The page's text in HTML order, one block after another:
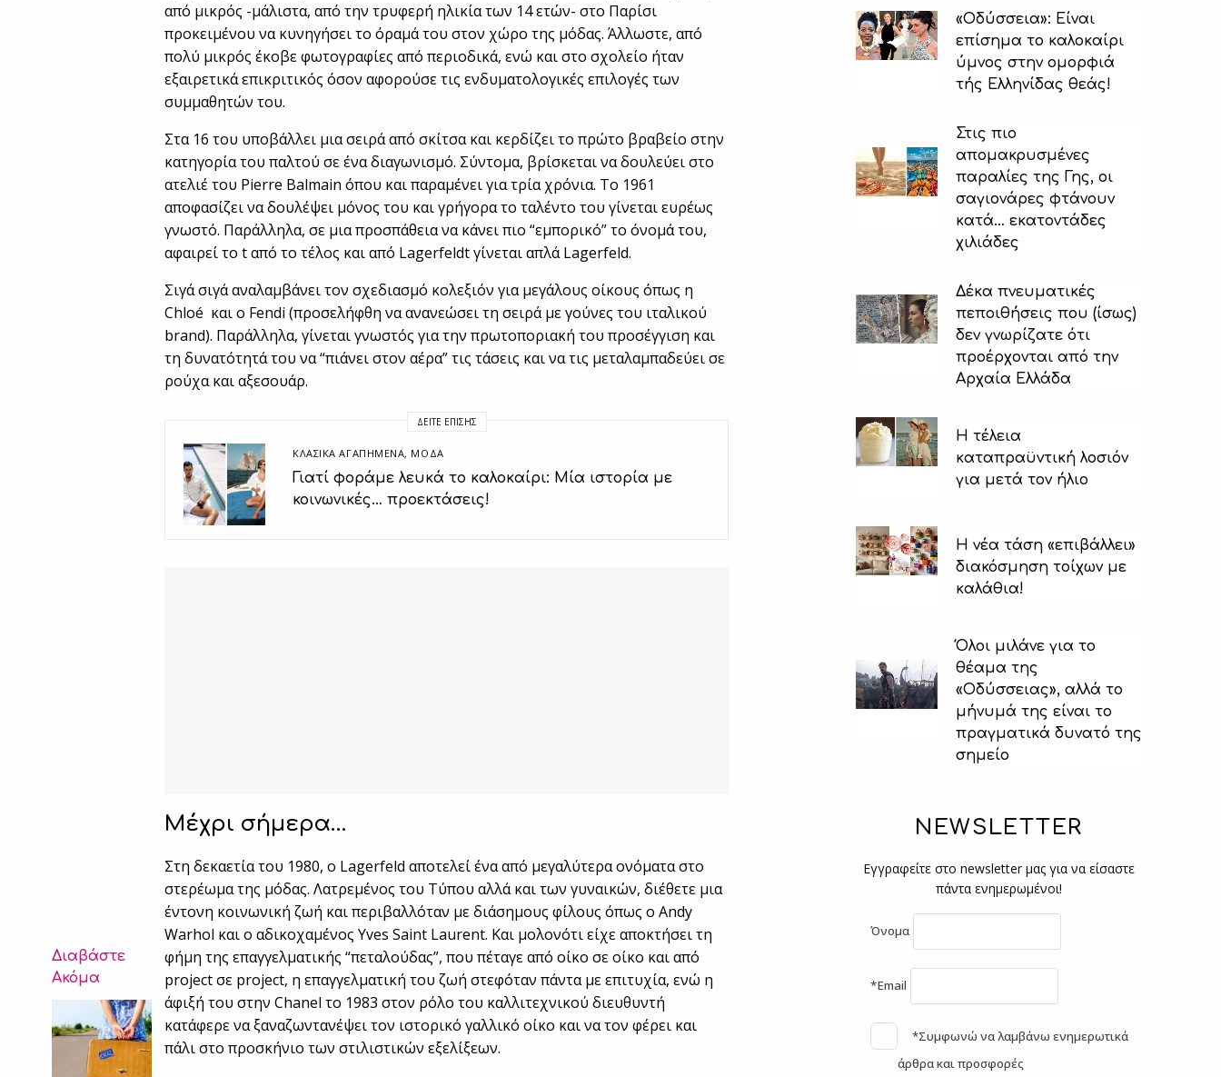
Διαβάστε
Ακόμα
από μικρός -μάλιστα, από την τρυφερή ηλικία των 14 ετών- στο Παρίσι
προκειμένου να κυνηγήσει το όραμά του στον χώρο της μόδας. Άλλωστε, από
πολύ μικρός έκοβε φωτογραφίες από περιοδικά, ενώ και στο σχολείο ήταν
εξαιρετικά επικριτικός όσον αφορούσε τις ενδυματολογικές επιλογές των
συμμαθητών του.
Στα 16 του υποβάλλει μια σειρά από σκίτσα και κερδίζει το πρώτο βραβείο στην
κατηγορία του παλτού σε ένα διαγωνισμό. Σύντομα, βρίσκεται να δουλεύει στο
ατελιέ του Pierre Balmain όπου και παραμένει για τρία χρόνια. Το 1961
αποφασίζει να δουλέψει μόνος του και γρήγορα το ταλέντο του γίνεται ευρέως
γνωστό. Παράλληλα, σε μια προσπάθεια να κάνει πιο “εμπορικό” το όνομά του,
αφαιρεί το t από το τέλος και από Lagerfeldt γίνεται απλά Lagerfeld.
Σιγά σιγά αναλαμβάνει τον σχεδιασμό κολεξιόν για μεγάλους οίκους όπως η
Chloé και ο Fendi (προσελήφθη να ανανεώσει τη σειρά με γούνες του ιταλικού
brand). Παράλληλα, γίνεται γνωστός για την πρωτοποριακή του προσέγγιση και
τη δυνατότητά του να “πιάνει στον αέρα” τις τάσεις και να τις μεταλαμπαδεύει σε
ρούχα και αξεσουάρ.
ΔΕΊΤΕ ΕΠΊΣΗΣ
ΚΛΑΣΙΚΆ ΑΓΑΠΗΜΈΝΑ, ΜΟΔΑ
Γιατί φοράμε λευκά το καλοκαίρι: Μία ιστορία με
κοινωνικές… προεκτάσεις!
Μέχρι σήμερα…
Στη δεκαετία του 1980, ο Lagerfeld αποτελεί ένα από μεγαλύτερα ονόματα στο
στερέωμα της μόδας. Λατρεμένος του Τύπου αλλά και των γυναικών, διέθετε μια
έντονη κοινωνική ζωή και περιβαλλόταν με διάσημους φίλους όπως ο Andy
Warhol και ο αδικοχαμένος Yves Saint Laurent. Και μολονότι είχε αποκτήσει τη
φήμη της επαγγελματικής “πεταλούδας”, που πέταγε από οίκο σε οίκο και από
project σε project, η επαγγελματική του ζωή στεφόταν πάντα με επιτυχία, ενώ η
άφιξή του στην Chanel το 1983 στον ρόλο του καλλιτεχνικού διευθυντή
κατάφερε να ξαναζωντανέψει τον ιστορικό γαλλικό οίκο και να τον φέρει και
πάλι στο προσκήνιο των στιλιστικών εξελίξεων.
«Οδύσσεια»: Είναι
επίσημα το καλοκαίρι
ύμνος στην ομορφιά
τής Ελληνίδας θεάς!
Στις πιο
απομακρυσμένες
παραλίες της Γης, οι
σαγιονάρες φτάνουν
κατά… εκατοντάδες
χιλιάδες
Δέκα πνευματικές
πεποιθήσεις που (ίσως)
δεν γνωρίζατε ότι
προέρχονται από την
Αρχαία Ελλάδα
H τέλεια
καταπραϋντική λοσιόν
για μετά τον ήλιο
Η νέα τάση «επιβάλλει»
διακόσμηση τοίχων με
καλάθια!
Όλοι μιλάνε για το
θέαμα της
«Οδύσσειας», αλλά το
μήνυμά της είναι το
πραγματικά δυνατό της
σημείο
NEWSLETTER
Εγγραφείτε στο newsletter μας για να είσαστε
πάντα ενημερωμένοι!
Όνομα
*Email
*Συμφωνώ να λαμβάνω ενημερωτικά
άρθρα και προσφορές